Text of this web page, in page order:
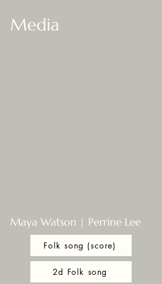
Media
Maya Watson | Perrine Lee
Folk song (score)
2d Folk song